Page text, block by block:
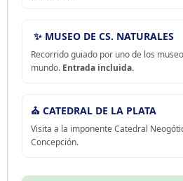
✨ MUSEO DE CS. NATURALES
Recorrido guiado por uno de los
mundo. Entrada incluida.
⛪ CATEDRAL DE LA PLATA
Visita a la imponente Catedral
Concepción.